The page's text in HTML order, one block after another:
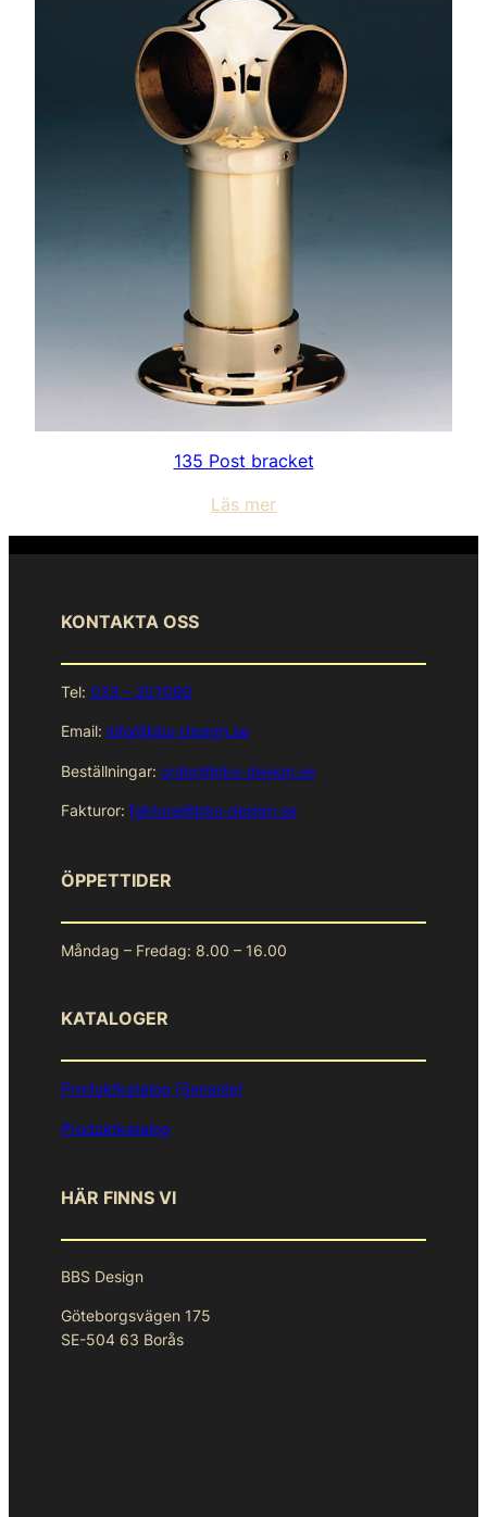
135 Post bracket
Läs mer
KONTAKTA OSS
Tel: 033 – 257090
Email: info@bbs-design.se
Beställningar: order@bbs-design.se
Fakturor: faktura@bbs-design.se
ÖPPETTIDER
Måndag – Fredag: 8.00 – 16.00
KATALOGER
Produktkatalog (Senaste)
Produktkatalog
HÄR FINNS VI
BBS Design
Göteborgsvägen 175
SE-504 63 Borås